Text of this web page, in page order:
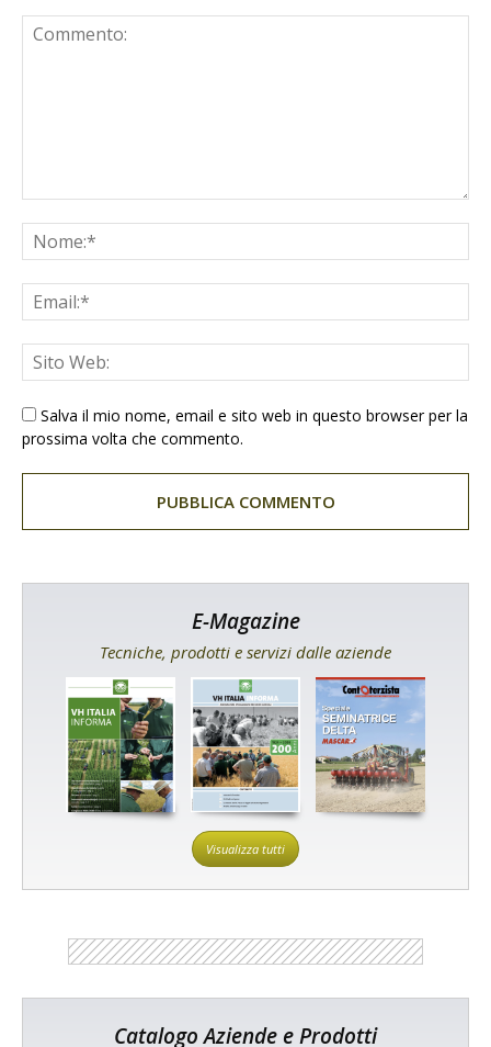
Salva il mio nome, email e sito web in questo browser per la
prossima volta che commento.
E-Magazine
Tecniche, prodotti e servizi dalle aziende
Visualizza tutti
Catalogo Aziende e Prodotti